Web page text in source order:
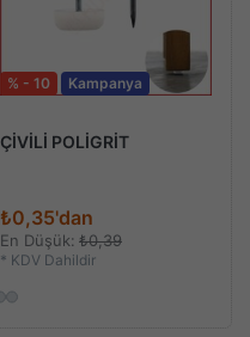
% - 10 Kampanya
ÇİVİLİ POLİGRİT
₺0,35'dan
En Düşük: ₺0,39
* KDV Dahildir